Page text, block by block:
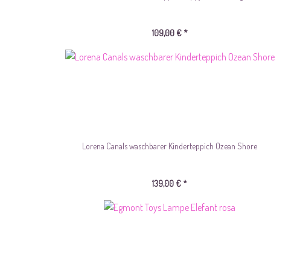
109,00 € *
Lorena Canals waschbarer Kinderteppich Ozean Shore
139,00 € *